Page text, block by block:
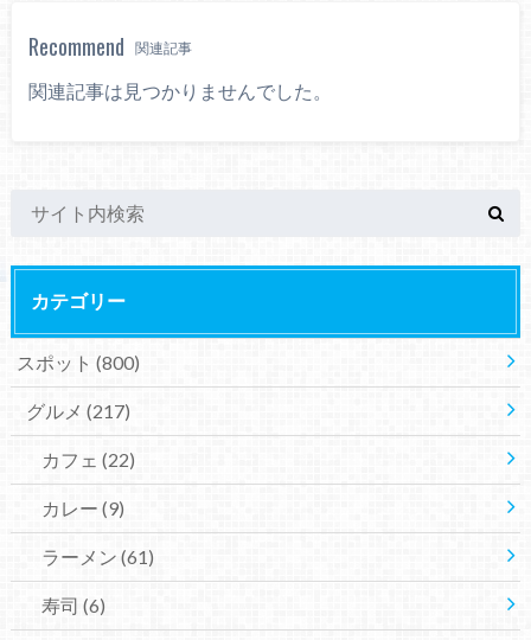
Recommend 関連記事
関連記事は見つかりませんでした。
カテゴリー
スポット (800)
グルメ (217)
カフェ (22)
カレー (9)
ラーメン (61)
寿司 (6)